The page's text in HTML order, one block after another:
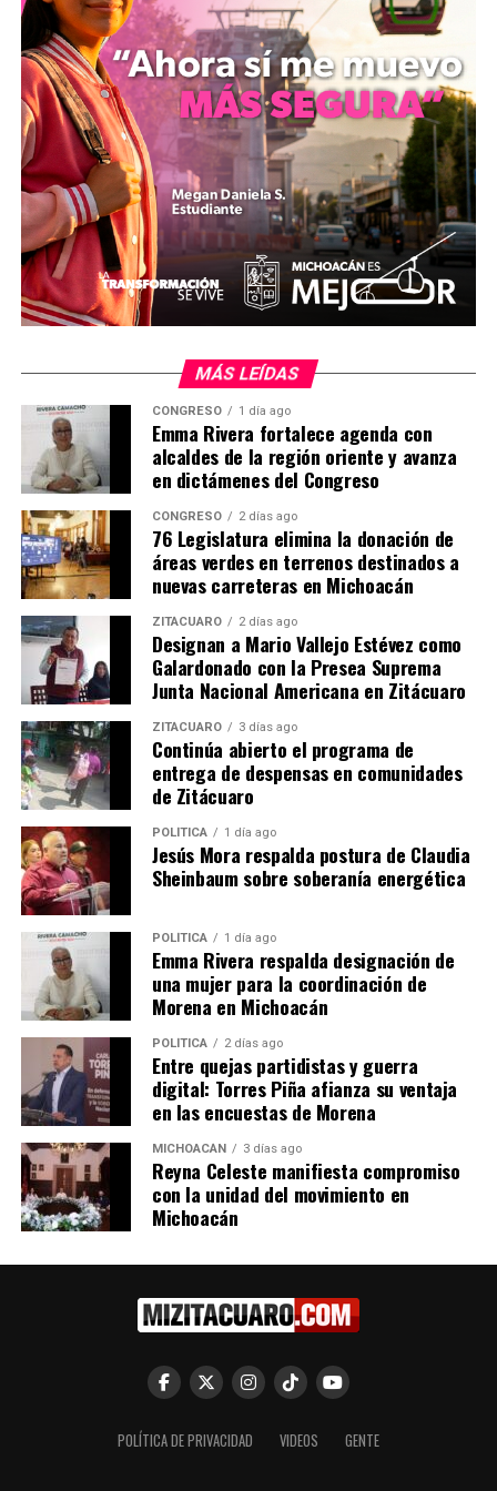
conjunto entre la comunidad y el gobierno para el
bienestar educativo.
Comparte con:
Me gusta esto:
Relacionado
Dr. Ismael Arriaga Ortiz
de Municipios por la Salud en
el oriente de Michoacán
14 noviembre, 2024
En "Regionales"
Invita el Dr. Ismael Arriaga a
en Juárez
9 septiembre, 2024
En "Regionales"
Gobierno de Ismael Arriaga
Impulsa la Educación con
Nueva Obra en Parícuaro
23 noviembre, 2024
En "Regionales"
RELATED TOPICS:
UP NEXT
Concluye con éxito la XXX Edición de la Cabalgata
Morelos en Huetamo
DON'T MISS
mejorar el suministro eléctrico en Tuzantla
MÁS LEÍDAS
CONGRESO 1 día ago
Emma Rivera fortalece agenda con
alcaldes de la región oriente y avanza
en dictámenes del Congreso
CONGRESO 2 días ago
76 Legislatura elimina la donación de
áreas verdes en terrenos destinados a
nuevas carreteras en Michoacán
ZITÁCUARO 2 días ago
Designan a Mario Vallejo Estévez como
Galardonado con la Presea Suprema
Junta Nacional Americana en Zitácuaro
ZITÁCUARO 3 días ago
Continúa abierto el programa de
entrega de despensas en comunidades
de Zitácuaro
POLÍTICA 1 día ago
Jesús Mora respalda postura de Claudia
Sheinbaum sobre soberanía energética
POLÍTICA 1 día ago
Emma Rivera respalda designación de
una mujer para la coordinación de
Morena en Michoacán
POLÍTICA 2 días ago
Entre quejas partidistas y guerra
digital: Torres Piña afianza su ventaja
en las encuestas de Morena
MICHOACÁN 3 días ago
Reyna Celeste manifiesta compromiso
con la unidad del movimiento en
Michoacán
POLÍTICA DE PRIVACIDAD VIDEOS GENTE